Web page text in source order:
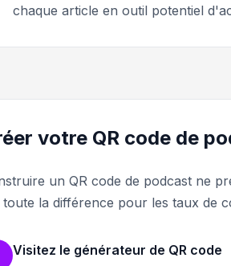
chaque article en outil potentiel
votre QR code de
un QR code de podcast ne
toute la différence pour les taux de
Visitez le générateur de QR code